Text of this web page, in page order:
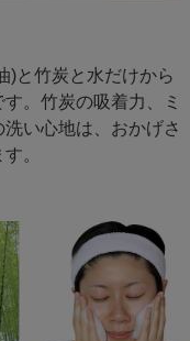
)と竹炭と水だけから
。竹炭の吸着力、ミ
い心地は、おかげさ
。